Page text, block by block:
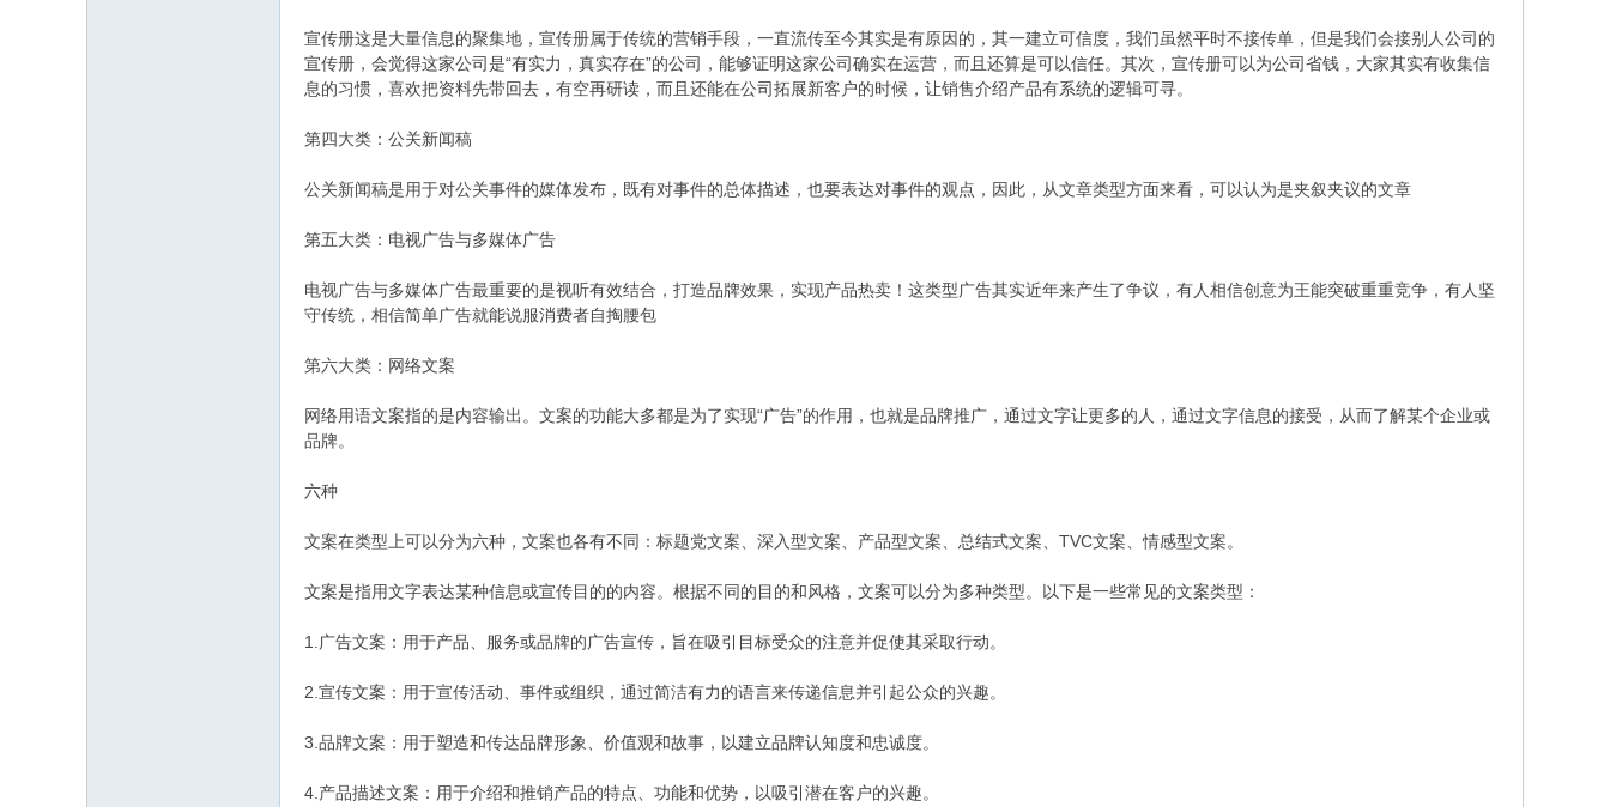
宣传册这是大量信息的聚集地，宣传册属于传统的营销手段，一直流传至今其实是有原因的，其一建立可信度，我们虽然平时不接传单，但是我们会接别人公司的
宣传册，会觉得这家公司是“有实力，真实存在”的公司，能够证明这家公司确实在运营，而且还算是可以信任。其次，宣传册可以为公司省钱，大家其实有收集信
息的习惯，喜欢把资料先带回去，有空再研读，而且还能在公司拓展新客户的时候，让销售介绍产品有系统的逻辑可寻。
第四大类：公关新闻稿
公关新闻稿是用于对公关事件的媒体发布，既有对事件的总体描述，也要表达对事件的观点，因此，从文章类型方面来看，可以认为是夹叙夹议的文章
第五大类：电视广告与多媒体广告
电视广告与多媒体广告最重要的是视听有效结合，打造品牌效果，实现产品热卖！这类型广告其实近年来产生了争议，有人相信创意为王能突破重重竞争，有人坚
守传统，相信简单广告就能说服消费者自掏腰包
第六大类：网络文案
网络用语文案指的是内容输出。文案的功能大多都是为了实现“广告”的作用，也就是品牌推广，通过文字让更多的人，通过文字信息的接受，从而了解某个企业或
品牌。
六种
文案在类型上可以分为六种，文案也各有不同：标题党文案、深入型文案、产品型文案、总结式文案、TVC文案、情感型文案。
文案是指用文字表达某种信息或宣传目的的内容。根据不同的目的和风格，文案可以分为多种类型。以下是一些常见的文案类型：
1.广告文案：用于产品、服务或品牌的广告宣传，旨在吸引目标受众的注意并促使其采取行动。
2.宣传文案：用于宣传活动、事件或组织，通过简洁有力的语言来传递信息并引起公众的兴趣。
3.品牌文案：用于塑造和传达品牌形象、价值观和故事，以建立品牌认知度和忠诚度。
4.产品描述文案：用于介绍和推销产品的特点、功能和优势，以吸引潜在客户的兴趣。